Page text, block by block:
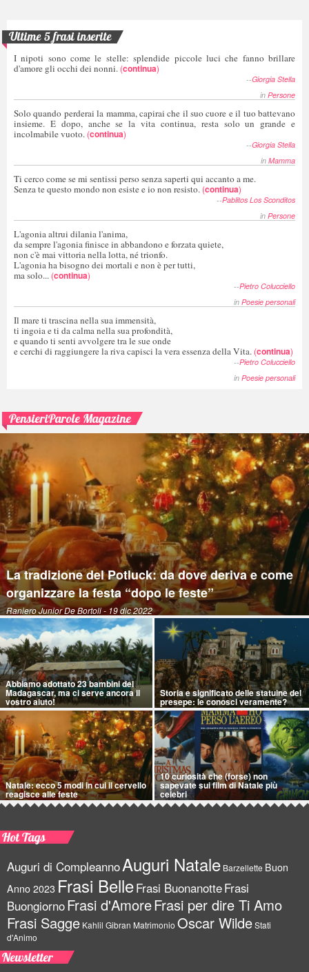
Ultime 5 frasi inserite
I nipoti sono come le stelle: splendide piccole luci che fanno brillare
d'amore gli occhi dei nonni. (continua)
--Giorgia Stella
in Persone
Solo quando perderai la mamma, capirai che il suo cuore e il tuo battevano
insieme. E dopo, anche se la vita continua, resta solo un grande e
incolmabile vuoto. (continua)
--Giorgia Stella
in Mamma
Ti cerco come se mi sentissi perso senza saperti qui accanto a me.
Senza te questo mondo non esiste e io non resisto. (continua)
--Pablitos Los Sconditos
in Persone
L'agonia altrui dilania l'anima,
da sempre l'agonia finisce in abbandono e forzata quiete,
non c'è mai vittoria nella lotta, né trionfo.
L'agonia ha bisogno dei mortali e non è per tutti,
ma solo... (continua)
--Pietro Colucciello
in Poesie personali
Il mare ti trascina nella sua immensità,
ti ingoia e ti da calma nella sua profondità,
e quando ti senti avvolgere tra le sue onde
e cerchi di raggiungere la riva capisci la vera essenza della Vita. (continua)
--Pietro Colucciello
in Poesie personali
PensieriParole Magazine
La tradizione del Potluck: da dove deriva e come
organizzare la festa “dopo le feste”
Raniero Junior De Bortoli- 19 dic 2022
Abbiamo adottato 23 bambini del
Madagascar, ma ci serve ancora il
vostro aiuto!
Storia e significato delle statuine del
presepe: le conosci veramente?
Natale: ecco 5 modi in cui il cervello
reagisce alle feste
10 curiosità che (forse) non
sapevate sui film di Natale più
celebri
Hot Tags
Auguri di CompleannoAuguri Natale Barzellette Buon
Anno 2023 Frasi BelleFrasi BuonanotteFrasi
BuongiornoFrasi d'AmoreFrasi per dire Ti Amo
Frasi Sagge Kahlil Gibran Matrimonio Oscar WildeStati
d'Animo
Newsletter